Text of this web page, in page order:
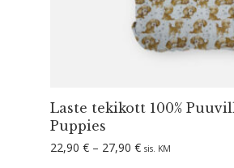
Laste tekikott 100%
Puppies
22,90 € – 27,90 €Hinnavahemik:
sis. KM